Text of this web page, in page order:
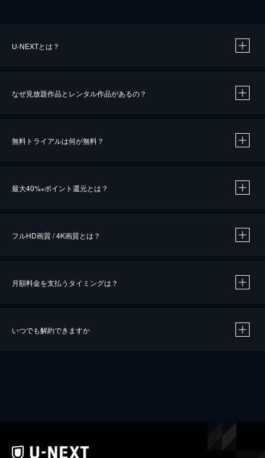
U-NEXTとは？
なぜ見放題作品とレンタル作品があるの？
無料トライアルは何が無料？
最大40%※ポイント還元とは？
※40％ポイント還元の対象は、クレジットカード決済による作品の購入 / レンタルです。
フルHD画質 / 4K画質とは？
月額料金を支払うタイミングは？
いつでも解約できますか